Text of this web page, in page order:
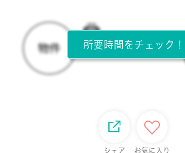
所在階
2階 / 2階建
所要時間をチェック！
シェア お気に入り